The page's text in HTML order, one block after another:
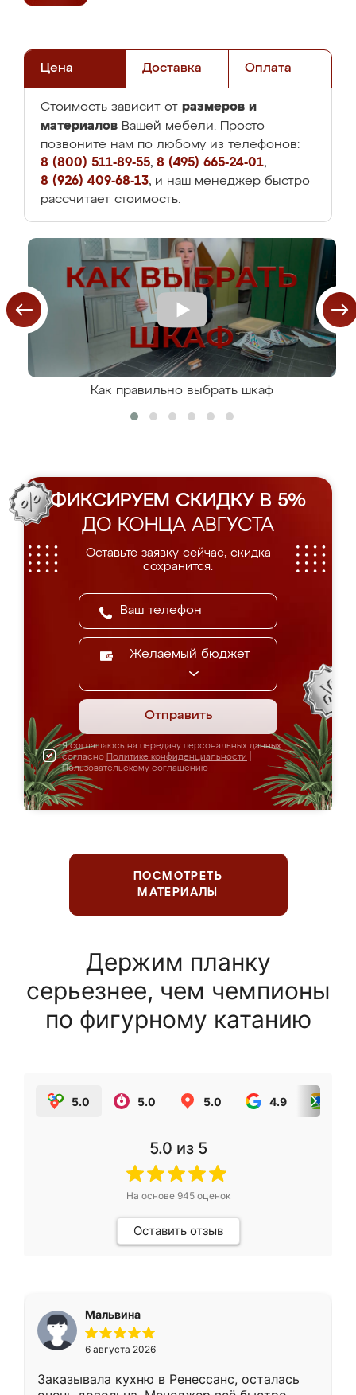
Цена Доставка Оплата
Стоимость зависит от размеров и
материалов Вашей мебели. Просто
позвоните нам по любому из телефонов:
8 (800) 511-89-55, 8 (495) 665-24-01,
8 (926) 409-68-13, и наш менеджер быстро
рассчитает стоимость.
Как правильно выбрать шкаф
ФИКСИРУЕМ СКИДКУ В 5%
ДО КОНЦА АВГУСТА
Оставьте заявку сейчас, скидка
сохранится.
Желаемый бюджет
Отправить
Я соглашаюсь на передачу персональных данных
согласно Политике конфиденциальности
Пользовательскому соглашению
ПОСМОТРЕТЬ
МАТЕРИАЛЫ
Держим планку
серьезнее, чем чемпионы
по фигурному катанию
5.0 5.0 5.0 4.9
5.0 из 5
На основе 945оценок
Оставить отзыв
Мальвина
6 августа 2026
Заказывала кухню в Ренессанс, осталась